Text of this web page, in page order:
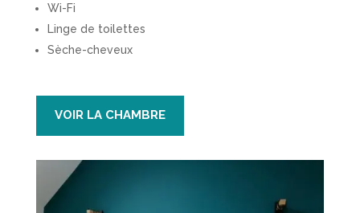
Wi-Fi
Linge de toilettes
Sèche-cheveux
VOIR LA CHAMBRE